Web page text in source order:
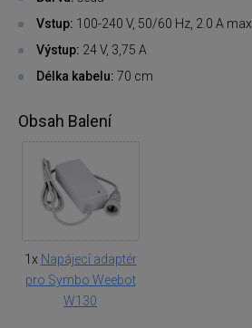
Vstup: 100-240 V, 50/60 Hz, 2.0 A max
Výstup: 24 V, 3,75 A
Délka kabelu: 70 cm
Obsah Balení
1x Napájecí adaptér
pro Symbo Weebot
W130